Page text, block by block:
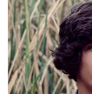
'ಸರ್ಕಾರಿ ನ್ಯಾಯಬೆಲೆ
ಅಂಗಡಿ'ಯಲ್ಲಿ ರಾಗಿಣಿ.. ಜುಲೈ
31ರಂದು ಇಡೀ ಕರ್ನಾಟಕದಲ್ಲಿ
'ಪಾರ್ವತಿ' ಆಗಮನ!